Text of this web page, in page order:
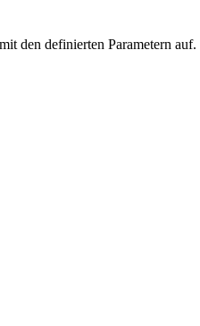
den definierten Parametern auf.